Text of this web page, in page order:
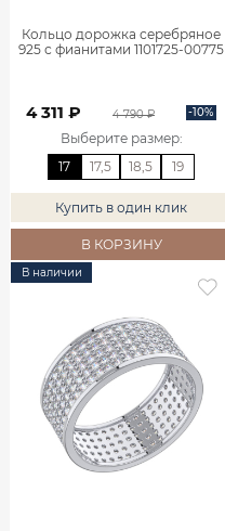
Кольцо дорожка серебряное
925 с фианитами 1101725-00775
4 311 ₽ 4 790 ₽ -10%
Выберите размер:
17
17,5 18,5 19
Купить в один клик
В КОРЗИНУ
В наличии